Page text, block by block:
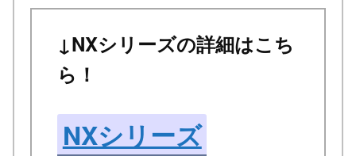
↓NXシリーズの詳細はこち
ら！
NXシリーズ